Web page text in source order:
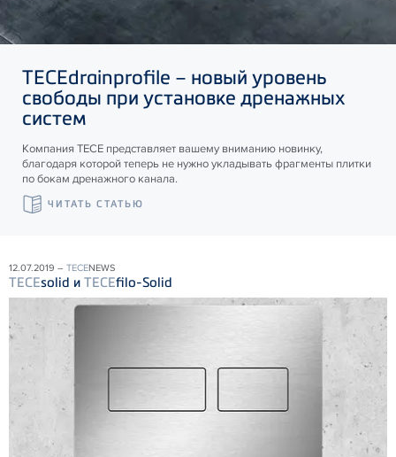
TECEdrainprofile – новый уровень
свободы при установке дренажных
систем
Компания ТЕСЕ представляет вашему вниманию новинку,
благодаря которой теперь не нужно укладывать фрагменты плитки
по бокам дренажного канала.
ЧИТАТЬ СТАТЬЮ
12.07.2019 – TECENEWS
TECEsolid и TECEfilo-Solid